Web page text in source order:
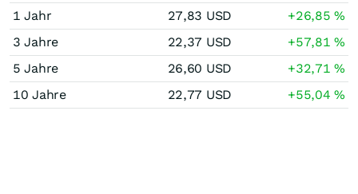
1 Jahr
27,83 USD +26,85%
3 Jahre
22,37 USD +57,81%
5 Jahre
26,60 USD +32,71%
10 Jahre
22,77 USD +55,04%